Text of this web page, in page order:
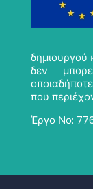
δημιουργού
δεν
που
Έργο Νο: